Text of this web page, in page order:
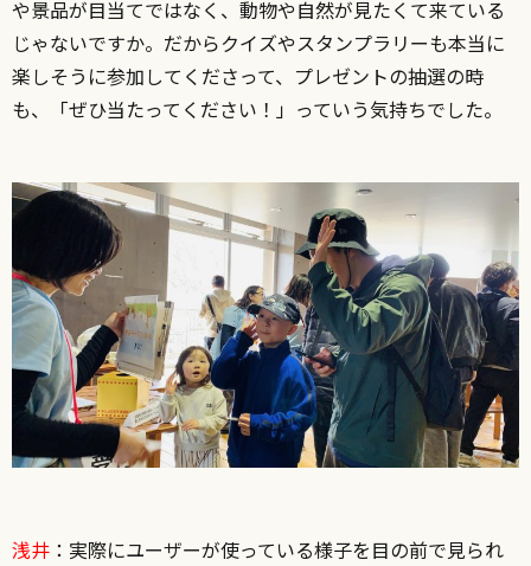
や景品が目当てではなく、動物や自然が見たくて来ている
じゃないですか。だからクイズやスタンプラリーも本当に
楽しそうに参加してくださって、プレゼントの抽選の時
も、「ぜひ当たってください！」っていう気持ちでした。
浅井 ：実際にユーザーが使っている様子を目の前で見られ